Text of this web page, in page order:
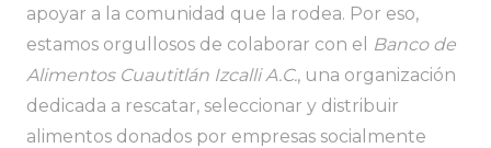
apoyar a la comunidad que la rodea. Por eso,
estamos orgullosos de colaborar con el
Banco de
Alimentos Cuautitlán Izcalli A.C., una organización
dedicada a rescatar, seleccionar y distribuir
alimentos donados por empresas socialmente